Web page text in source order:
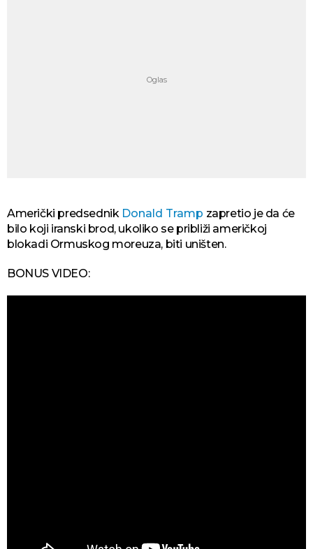
Američki predsednik Donald Tramp zapretio je da će
bilo koji iranski brod, ukoliko se približi američkoj
blokadi Ormuskog moreuza, biti uništen.
BONUS VIDEO: